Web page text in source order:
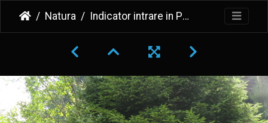
Natura Indicator intrare in Parcul National Retezat